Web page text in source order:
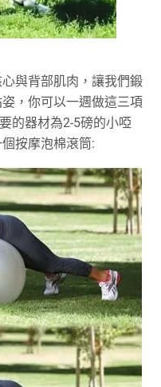
與背部肌肉，讓我們鍛
，你可以一週做這三項
的器材為2-5磅的小啞
按摩泡棉滾筒: